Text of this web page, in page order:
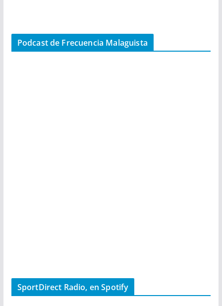
Podcast de Frecuencia Malaguista
SportDirect Radio, en Spotify